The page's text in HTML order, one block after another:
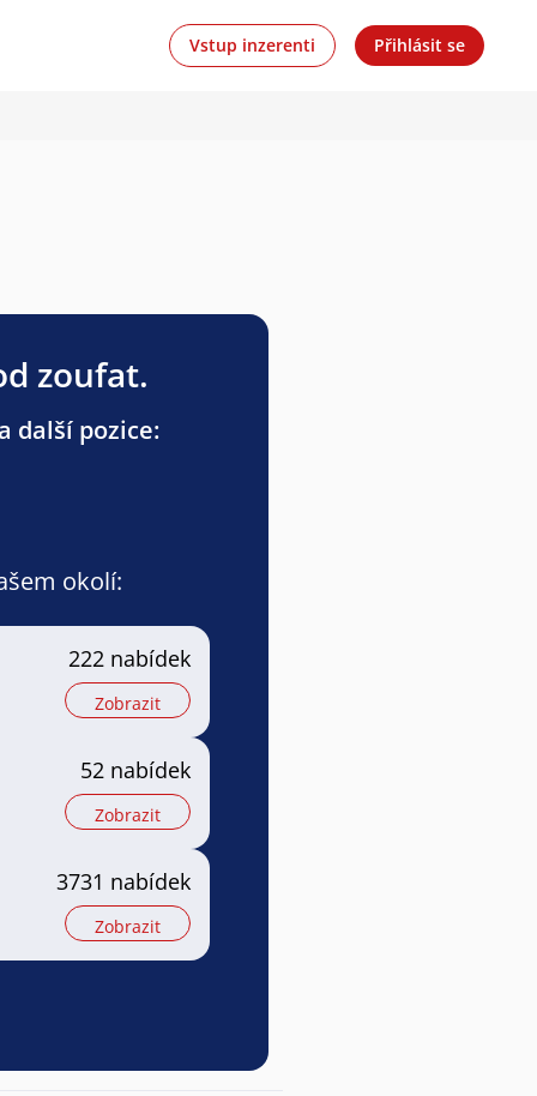
Vstup inzerenti Přihlásit se
zoufat.
další pozice:
okolí:
222 nabídek
Zobrazit
52 nabídek
Zobrazit
3731 nabídek
Zobrazit